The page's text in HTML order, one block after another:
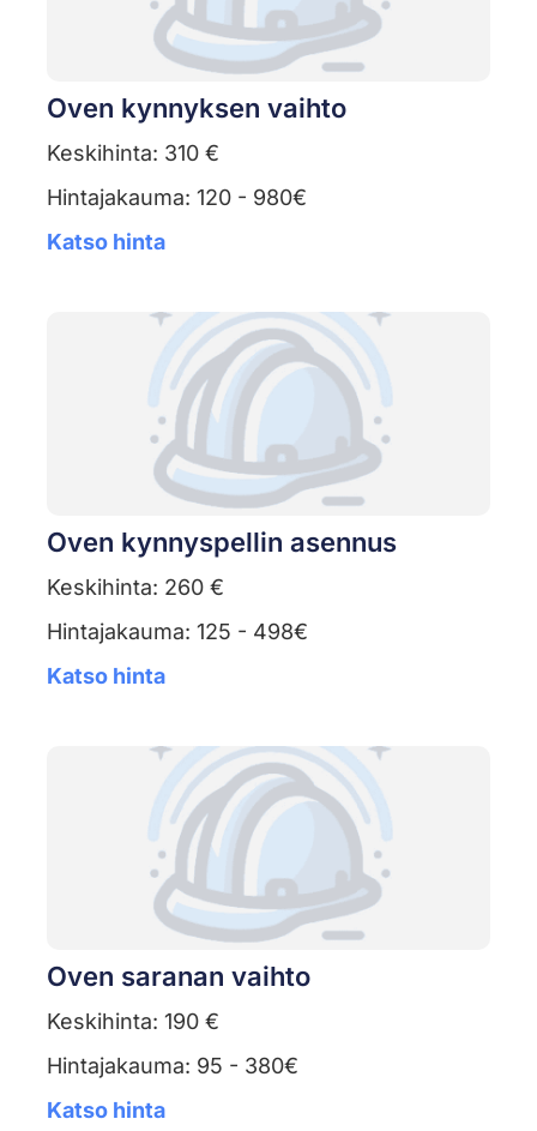
Oven kynnyksen vaihto
Keskihinta: 310 €
Hintajakauma: 120 - 980€
Katso hinta
Oven kynnyspellin asennus
Keskihinta: 260 €
Hintajakauma: 125 - 498€
Katso hinta
Oven saranan vaihto
Keskihinta: 190 €
Hintajakauma: 95 - 380€
Katso hinta